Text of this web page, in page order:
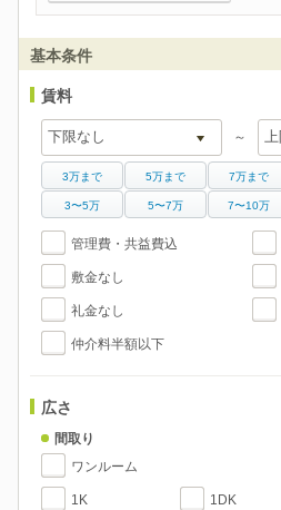
基本条件
賃料
～
3万まで 5万まで 7万まで
3〜5万 5〜7万 7〜10万
管理費・共益費込
敷金なし
礼金なし
仲介料半額以下
広さ
間取り
ワンルーム
1K 1DK